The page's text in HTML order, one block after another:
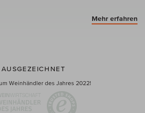
Mehr erfahren
AUSGEZEICHNET
Weinhändler des Jahres 2022!